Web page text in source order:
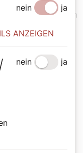
alles tun, um
nehmen," so
beste Vorsorge
nein ja
ANZEIGEN
nein ja